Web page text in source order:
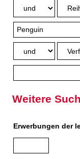
Weitere
Erwerbungen der